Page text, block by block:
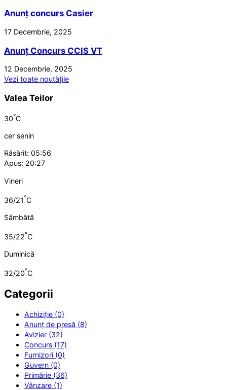
Anunț concurs Casier
17 Decembrie, 2025
Anunț Concurs CCIS VT
12 Decembrie, 2025
Vezi toate noutățile
Valea Teilor
30°C
cer senin
Răsărit: 05:56
Apus: 20:27
Vineri
36/21°C
Sâmbătă
35/22°C
Duminică
32/20°C
Categorii
Achiziție (0)
Anunț de presă (8)
Avizier (32)
Concurs (17)
Furnizori (0)
Guvern (0)
Primărie (36)
Vânzare (1)